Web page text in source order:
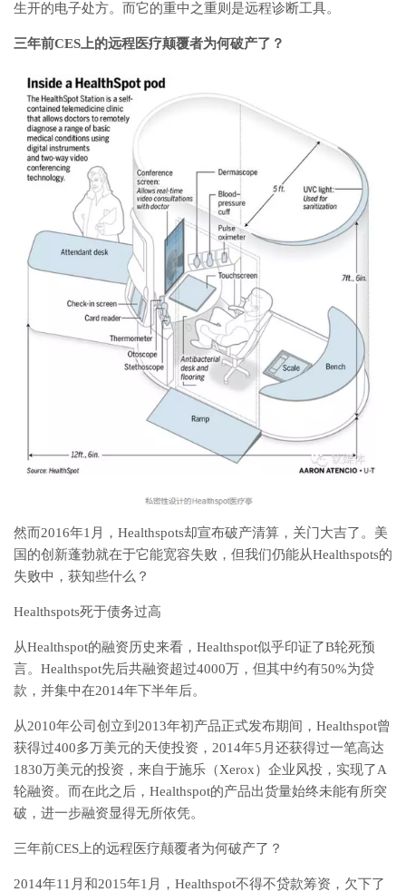
生开的电子处方。而它的重中之重则是远程诊断工具。
三年前CES上的远程医疗颠覆者为何破产了？
然而2016年1月，Healthspots却宣布破产清算，关门大吉了。美
国的创新蓬勃就在于它能宽容失败，但我们仍能从Healthspots的
失败中，获知些什么？
Healthspots死于债务过高
从Healthspot的融资历史来看，Healthspot似乎印证了B轮死预
言。Healthspot先后共融资超过4000万，但其中约有50%为贷
款，并集中在2014年下半年后。
从2010年公司创立到2013年初产品正式发布期间，Healthspot曾
获得过400多万美元的天使投资，2014年5月还获得过一笔高达
1830万美元的投资，来自于施乐（Xerox）企业风投，实现了A
轮融资。而在此之后，Healthspot的产品出货量始终未能有所突
破，进一步融资显得无所依凭。
三年前CES上的远程医疗颠覆者为何破产了？
2014年11月和2015年1月，Healthspot不得不贷款筹资，欠下了